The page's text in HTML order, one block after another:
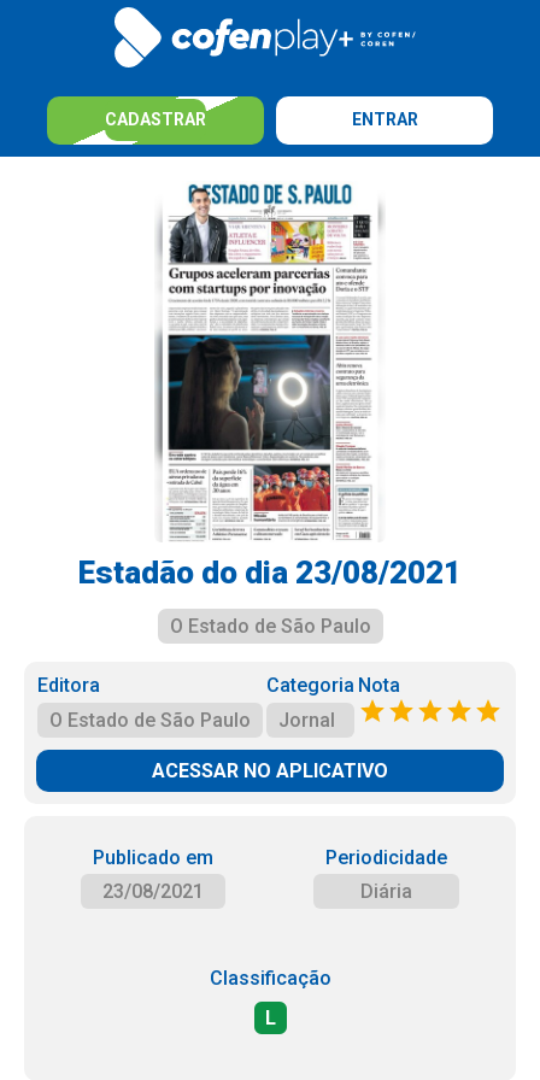
CADASTRAR ENTRAR
Estadão do dia 23/08/2021
O Estado de São Paulo
Editora
O Estado de São Paulo
Categoria
Jornal
Nota
ACESSAR NO APLICATIVO
Publicado em
23/08/2021
Periodicidade
Diária
Classificação
L